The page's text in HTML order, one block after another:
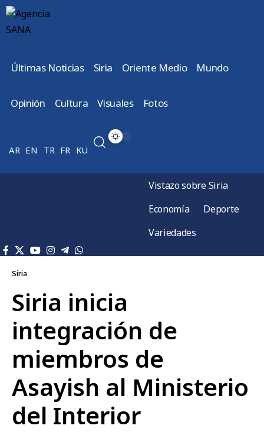
Últimas Noticias Siria Oriente Medio Mundo
Opinión Cultura Visuales Fotos
AR EN TR FR KU
Vistazo sobre Siria
Economía
Deporte
Variedades
Siria
Siria inicia
integración de
miembros de
Asayish al Ministerio
del Interior